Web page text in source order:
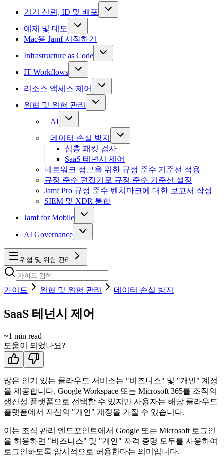
기기 신뢰, ID 및 배포
예제 및 데모
Mac용 Jamf 시작하기
Infrastructure as Code
IT Workflows
리소스 액세스 제어
위협 및 위험 관리
AI
데이터 손실 방지
심층 패킷 검사
SaaS 테넌시 제어
네트워크 접근을 위한 규정 준수 기준선 적용
규정 준수 편집기로 규정 준수 기준선 설정
Jamf Pro 규정 준수 벤치마크에 대한 보고서 작성
SIEM 및 XDR 통합
Jamf for Mobile
AI Governance
위협 및 위험 관리
가이드 위협 및 위험 관리 데이터 손실 방지
SaaS 테넌시 제어
~1 min read
도움이 되었나요?
많은 인기 있는 클라우드 서비스는 "비즈니스" 및 "개인" 계정
을 제공합니다. Google Workspace 또는 Microsoft 365를 조직의
생산성 플랫폼으로 선택할 수 있지만 사용자는 해당 클라우드
플랫폼에서 자신의 "개인" 계정을 가질 수 있습니다.
이는 조직 관리 엔드포인트에서 Google 또는 Microsoft 로그인
을 허용하면 "비즈니스" 및 "개인" 자격 증명 모두를 사용하여
로그인하도록 암시적으로 허용한다는 의미입니다.